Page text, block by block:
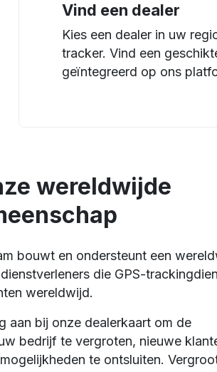
Vind een dealer
Kies een dealer in uw
tracker. Vind een
geïntegreerd op ons
wereldwijde
bouwt en ondersteunt een
die GPS-
wereldwijd.
aan bij onze dealerkaart om de
bedrijf te vergroten, nieuwe
te ontsluiten.